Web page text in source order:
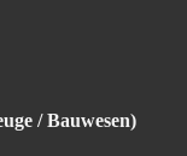
/ Bauwesen)